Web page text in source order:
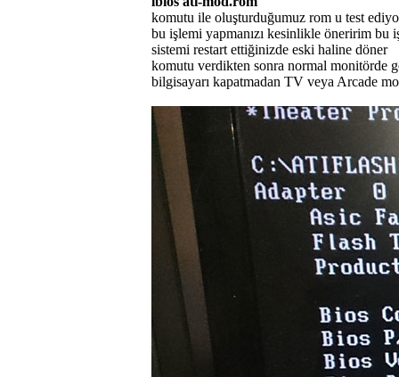
komutu ile oluşturduğumuz rom u test
bu işlemi yapmanızı kesinlikle öneririm bu
sistemi restart ettiğinizde eski haline döner
komutu verdikten sonra normal monitörde
bilgisayarı kapatmadan TV veya Arcade